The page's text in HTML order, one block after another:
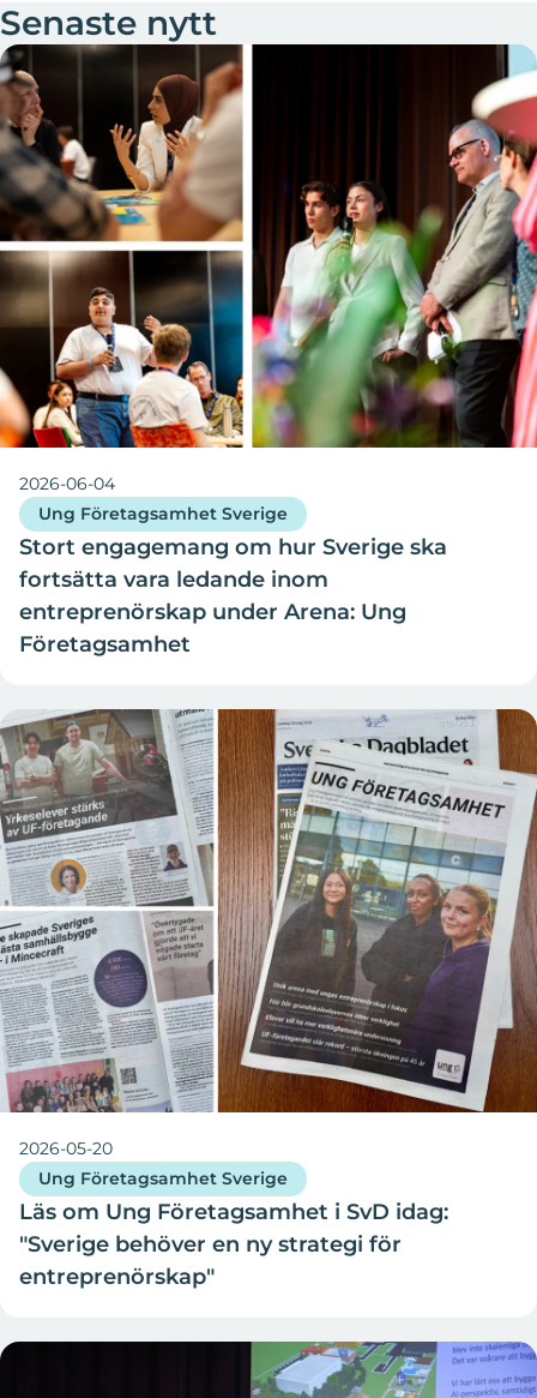
Senaste nytt
2026-06-04
Ung Företagsamhet Sverige
Stort engagemang om hur Sverige ska
fortsätta vara ledande inom
entreprenörskap under Arena: Ung
Företagsamhet
2026-05-20
Ung Företagsamhet Sverige
Läs om Ung Företagsamhet i SvD idag:
"Sverige behöver en ny strategi för
entreprenörskap"